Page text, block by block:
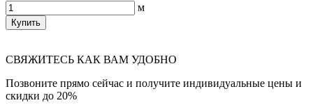
м
Купить
СВЯЖИТЕСЬ КАК ВАМ УДОБНО
Позвоните прямо сейчас и получите индивидуальные цены и
скидки до 20%